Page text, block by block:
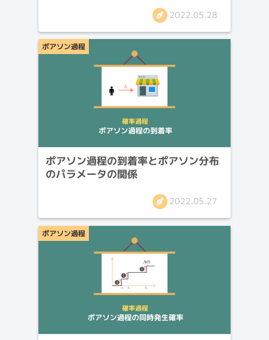
2022.05.28
ポアソン過程
ポアソン過程の到着率とポアソン分布
のパラメータの関係
2022.05.27
ポアソン過程